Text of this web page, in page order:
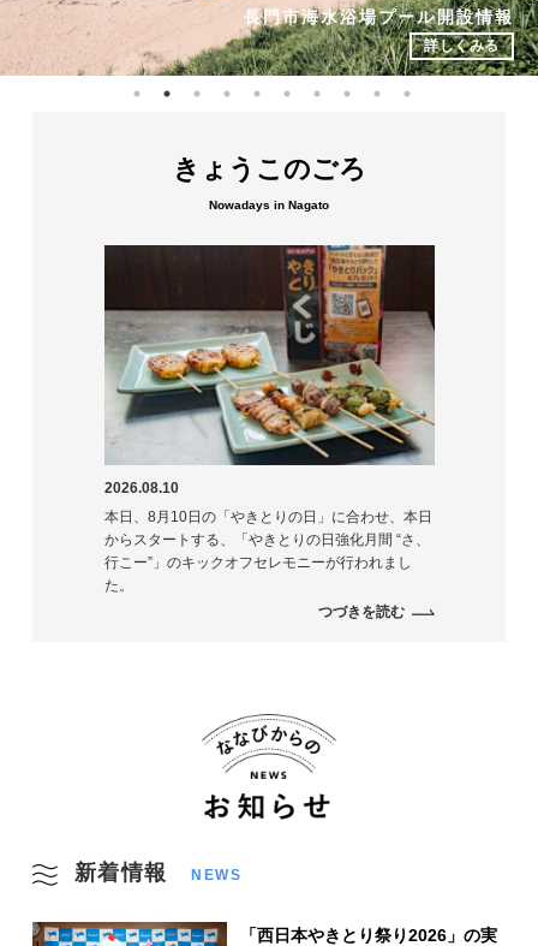
2026年長門プレミアム宿泊券
詳しくみる
長門市海水浴場プール開設情報
詳しくみる
詳しくみる
道の駅センザキッチンおすすめ情報！
詳しくみる
元乃隅神社
詳しくみる
詳しくみる
詳しくみる
詳しくみる
詳しくみる
詳しくみる
きょうこのごろ
Nowadays in Nagato
2026.08.10
本日、8月10日の「やきとりの日」に合わせ、本日
からスタートする、「やきとりの日強化月間 “さ、
行こー”」のキックオフセレモニーが行われまし
た。
つづきを読む
新着情報 NEWS
「西日本やきとり祭り2026」の実